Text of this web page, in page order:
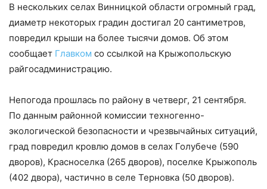
В нескольких селах Винницкой области огромный град,
диаметр некоторых градин достигал 20 сантиметров,
повредил крыши на более тысячи домов. Об этом
сообщает Главком со ссылкой на Крыжопольскую
райгосадминистрацию.
Непогода прошлась по району в четверг, 21 сентября.
По данным районной комиссии техногенно-
экологической безопасности и чрезвычайных ситуаций,
град повредил кровлю домов в селах Голубече (590
дворов), Красноселка (265 дворов), поселке Крыжополь
(402 двора), частично в селе Терновка (50 дворов).